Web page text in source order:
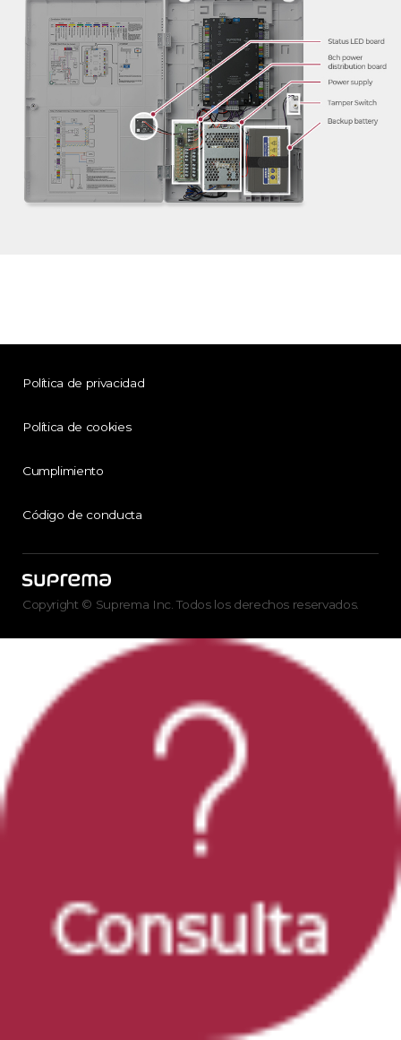
Política de privacidad
Política de cookies
Cumplimiento
Código de conducta
Copyright © Suprema Inc. Todos los derechos reservados.